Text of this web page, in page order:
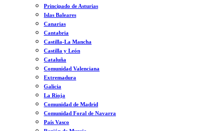
Principado de Asturias
Islas Baleares
Canarias
Cantabria
Castilla-La Mancha
Castilla y León
Cataluña
Comunidad Valenciana
Extremadura
Galicia
La Rioja
Comunidad de Madrid
Comunidad Foral de Navarra
País Vasco